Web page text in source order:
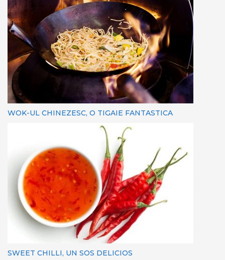
WOK-UL CHINEZESC, O TIGAIE FANTASTICA
SWEET CHILLI, UN SOS DELICIOS